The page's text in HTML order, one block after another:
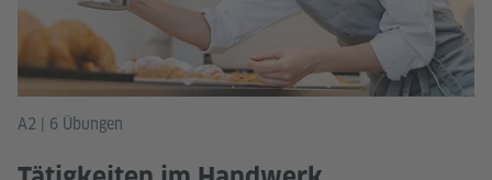
A2 | 6 Übungen